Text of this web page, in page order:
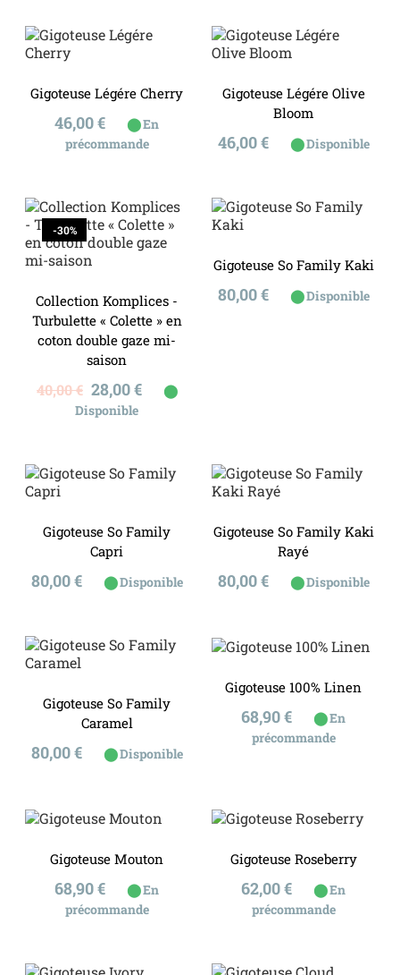
Gigoteuse Légére Cherry
Prix
46,00 € ⬤En
précommande
Gigoteuse Légére Olive
Bloom
Prix
46,00 € ⬤Disponible
Collection Komplices -
Turbulette « Colette » en
coton double gaze mi-
saison
Prix
40,00 €
-30%
Prix
28,00 € ⬤
Disponible
Gigoteuse So Family Kaki
Prix
80,00 € ⬤Disponible
Gigoteuse So Family
Capri
Prix
80,00 € ⬤Disponible
Gigoteuse So Family Kaki
Rayé
Prix
80,00 € ⬤Disponible
Gigoteuse So Family
Caramel
Prix
80,00 € ⬤Disponible
Gigoteuse 100% Linen
Prix
68,90 € ⬤En
précommande
Gigoteuse Mouton
Prix
68,90 € ⬤En
précommande
Gigoteuse Roseberry
Prix
62,00 € ⬤En
précommande